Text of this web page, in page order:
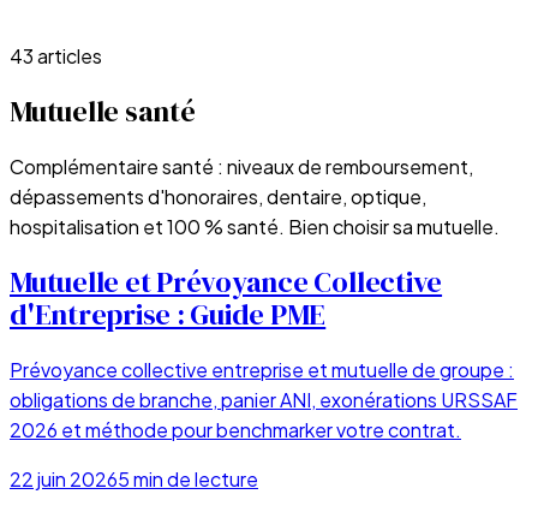
43articles
Mutuelle santé
Complémentaire santé : niveaux de remboursement,
dépassements d'honoraires, dentaire, optique,
hospitalisation et 100 % santé. Bien choisir sa mutuelle.
Mutuelle et Prévoyance Collective
d'Entreprise : Guide PME
Prévoyance collective entreprise et mutuelle de groupe :
obligations de branche, panier ANI, exonérations URSSAF
2026 et méthode pour benchmarker votre contrat.
22 juin 20265min de lecture